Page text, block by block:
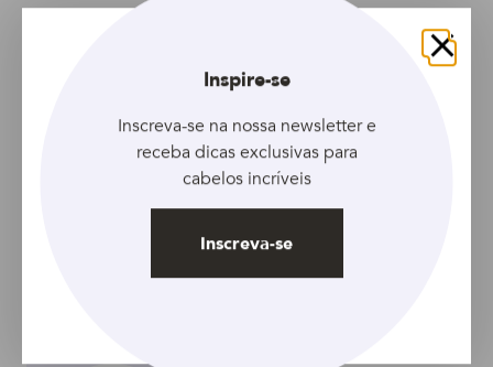
Fechar
Inspire-se
Inscreva-se na nossa newsletter e
receba dicas exclusivas para
cabelos incríveis
Inscreva-se